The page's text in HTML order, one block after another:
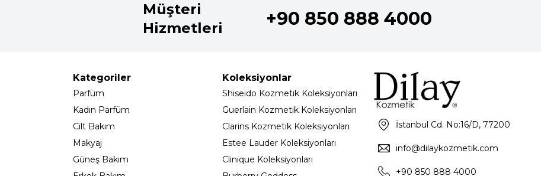
Müşteri
Hizmetleri
+90 850 888 4000
Kategoriler
Parfüm
Kadın Parfüm
Cilt Bakım
Makyaj
Güneş Bakım
Koleksiyonlar
Shiseido Kozmetik Koleksiyonları
Guerlain Kozmetik Koleksiyonları
Clarins Kozmetik Koleksiyonları
Estee Lauder Koleksiyonları
Clinique Koleksiyonları
İstanbul Cd. No:16/D, 77200
info@dilaykozmetik.com
+90 850 888 4000